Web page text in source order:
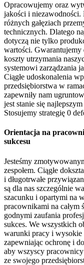
Opracowujemy oraz
jakości i niezawodności.
różnych gałęziach
technicznych. Dlatego
dotyczą nie tylko
wartości. Gwarantujemy
koszty utrzymania
systemowi zarządzania
Ciągłe udoskonalenia
przedsiębiorstwa w
zapewniły nam
jest stanie się
Stosujemy strategię 0
Orientacja na
sukcesu
Jesteśmy
zespołem. Ciągłe
i długotrwałe
są dla nas szczególnie
szacunku i opartymi na
pracownikami na całym
godnymi zaufania
sukces. We wszystkich
warunki pracy i wysokie
zapewniając ochronę i
aby wszyscy
ze swojego